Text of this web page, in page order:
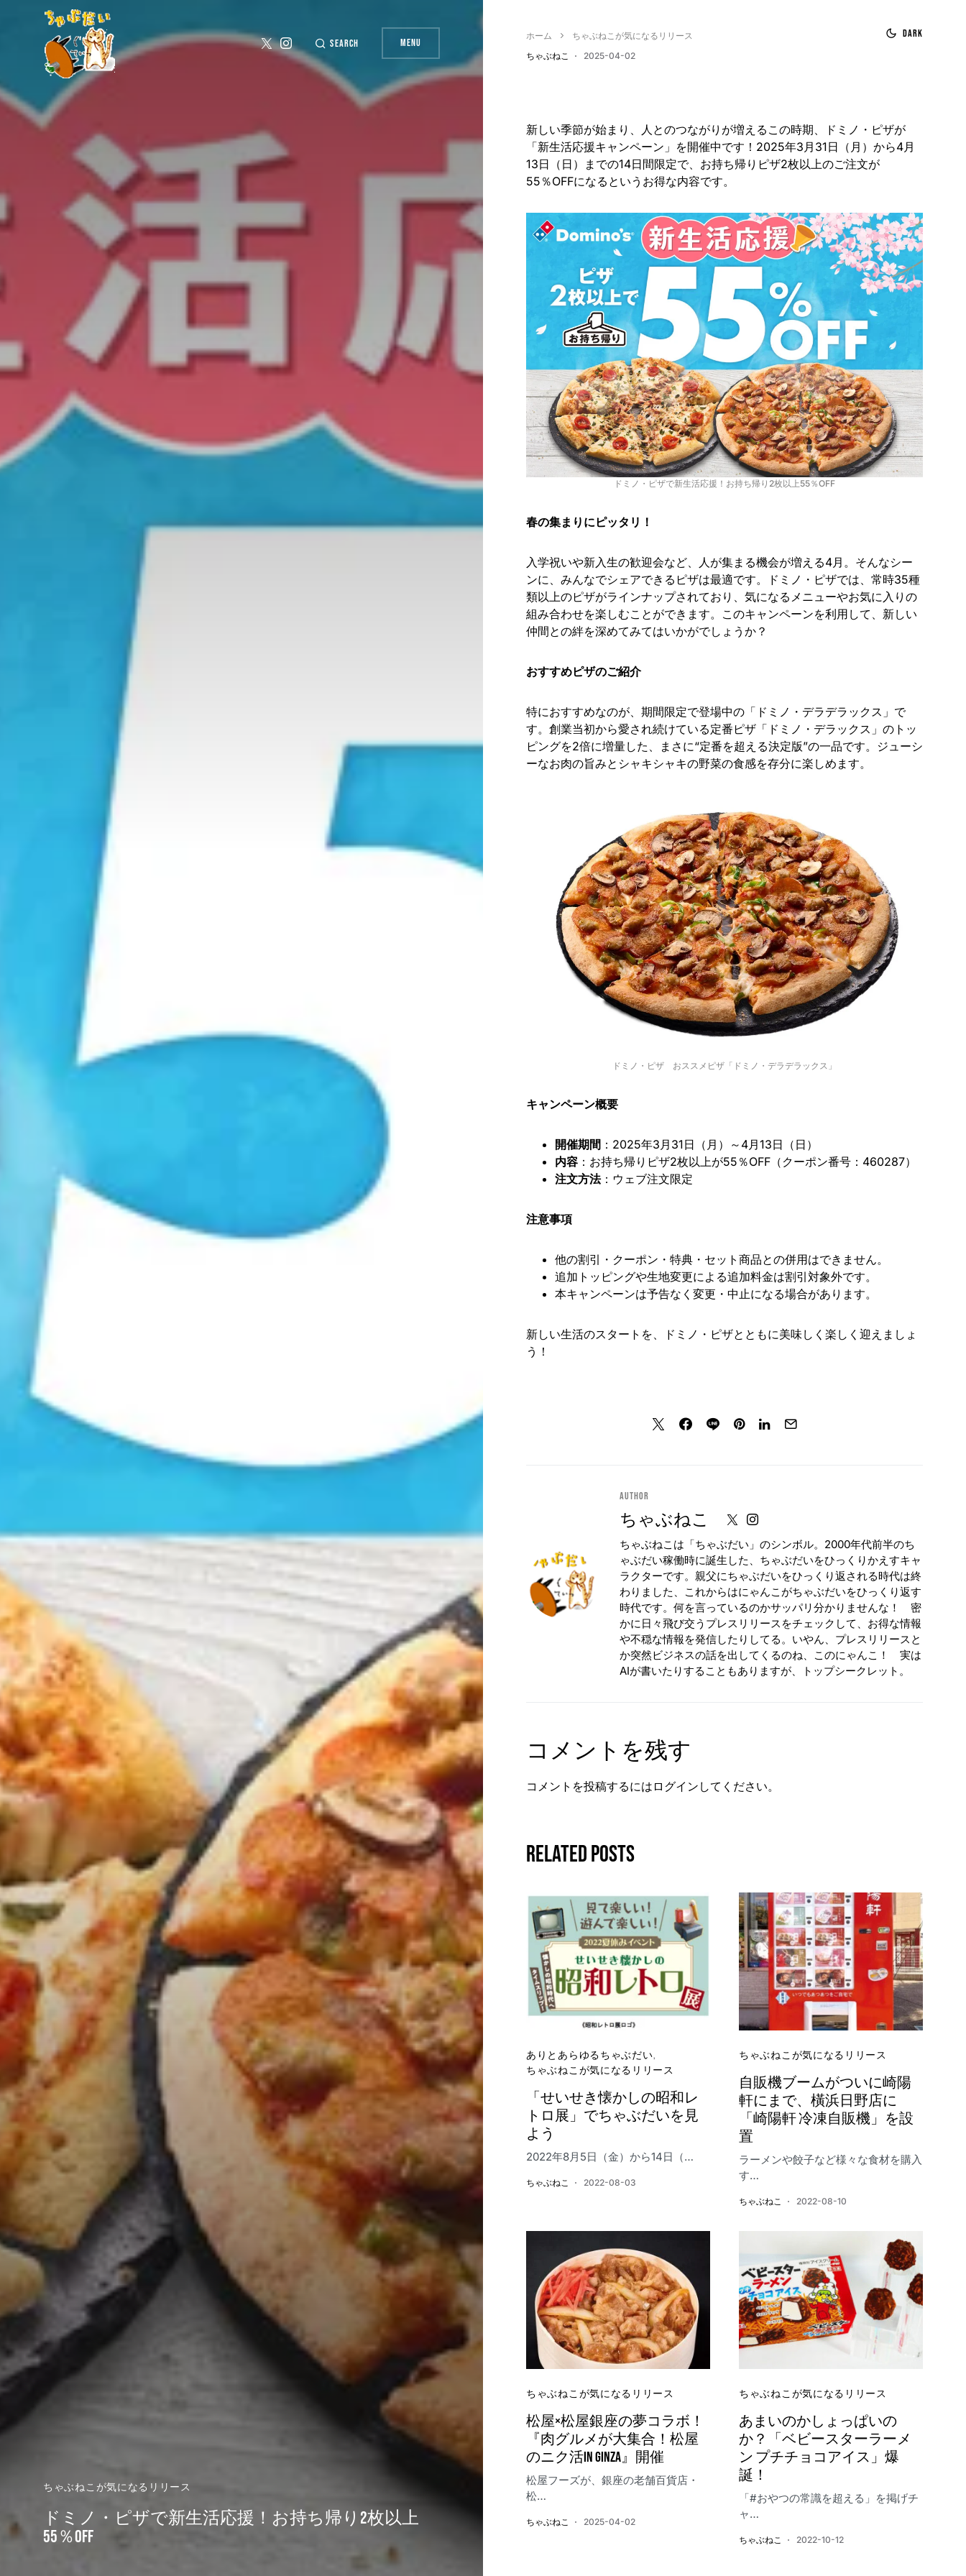
Search Menu
ちゃぶねこが気になるリリース
ドミノ・ピザで新生活応援！お持ち帰り2枚以上
55％OFF
ホーム
ちゃぶねこが気になるリリース
ちゃぶねこ
2025-04-02
Dark
新しい季節が始まり、人とのつながりが増えるこの時期、ドミノ・ピザが
「新生活応援キャンペーン」を開催中です！​2025年3月31日（月）から4月
13日（日）までの14日間限定で、お持ち帰りピザ2枚以上のご注文が
55％OFFになるというお得な内容です。​
ドミノ・ピザで新生活応援！お持ち帰り2枚以上55％OFF
春の集まりにピッタリ！
入学祝いや新入生の歓迎会など、人が集まる機会が増える4月。​そんなシー
ンに、みんなでシェアできるピザは最適です。​ドミノ・ピザでは、常時35種
類以上のピザがラインナップされており、気になるメニューやお気に入りの
組み合わせを楽しむことができます。​このキャンペーンを利用して、新しい
仲間との絆を深めてみてはいかがでしょうか？​
おすすめピザのご紹介
特におすすめなのが、期間限定で登場中の「ドミノ・デラデラックス」で
す。​創業当初から愛され続けている定番ピザ「ドミノ・デラックス」のトッ
ピングを2倍に増量した、まさに“定番を超える決定版”の一品です。​ジューシ
ーなお肉の旨みとシャキシャキの野菜の食感を存分に楽しめます。​
ドミノ・ピザ おススメピザ「ドミノ・デラデラックス」
キャンペーン概要
開催期間 ：​2025年3月31日（月）～4月13日（日）​
内容 ：​お持ち帰りピザ2枚以上が55％OFF（クーポン番号：460287）​
注文方法：​ウェブ注文限定​
注意事項
他の割引・クーポン・特典・セット商品との併用はできません。​
追加トッピングや生地変更による追加料金は割引対象外です。​
本キャンペーンは予告なく変更・中止になる場合があります。​
新しい生活のスタートを、ドミノ・ピザとともに美味しく楽しく迎えましょ
う！
Author
ちゃぶねこ
ちゃぶねこは「ちゃぶだい」のシンボル。2000年代前半のち
ゃぶだい稼働時に誕生した、ちゃぶだいをひっくりかえすキャ
ラクターです。親父にちゃぶだいをひっくり返される時代は終
わりました、これからはにゃんこがちゃぶだいをひっくり返す
時代です。何を言っているのかサッパリ分かりませんな！ 密
かに日々飛び交うプレスリリースをチェックして、お得な情報
や不穏な情報を発信したりしてる。いやん、プレスリリースと
か突然ビジネスの話を出してくるのね、このにゃんこ！ 実は
AIが書いたりすることもありますが、トップシークレット。
コメントを残す
コメントを投稿するには ログイン してください。
Related Posts
ありとあらゆるちゃぶだい
ちゃぶねこが気になるリリース
「せいせき懐かしの昭和レ
トロ展」でちゃぶだいを見
よう
2022年8月5日（金）から14日（…
ちゃぶねこ 2022-08-03
ちゃぶねこが気になるリリース
自販機ブームがついに崎陽
軒にまで、橫浜日野店に
「崎陽軒 冷凍自販機」を設
置
ラーメンや餃子など様々な食材を購入
す…
ちゃぶねこ 2022-08-10
ちゃぶねこが気になるリリース
松屋×松屋銀座の夢コラボ！
『肉グルメが大集合！松屋
のニク活in GINZA』開催
​松屋フーズが、銀座の老舗百貨店・
松…
ちゃぶねこ 2025-04-02
ちゃぶねこが気になるリリース
あまいのかしょっぱいの
か？「ベビースターラーメ
ン プチチョコアイス」爆
誕！
「#おやつの常識を超える」を掲げチ
ャ…
ちゃぶねこ 2022-10-12